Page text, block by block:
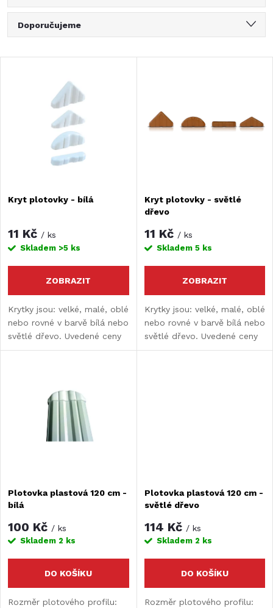
Ř
a
p
r
o
d
u
Doporučujeme
Nejprodávanější
Abecedně
s
p
r
d
u
Kryt plotovky - bílá
11 Kč / ks
Skladem >5 ks
ZOBRAZIT
Krytky jsou: velké, malé, oblé
nebo rovné v barvě bílá nebo
světlé dřevo. Uvedené ceny
jsou za 1ks.
Kryt plotovky - světlé
dřevo
11 Kč / ks
Skladem 5 ks
ZOBRAZIT
Krytky jsou: velké, malé, oblé
nebo rovné v barvě bílá nebo
světlé dřevo. Uvedené ceny
jsou za 1ks.
Plotovka plastová 120 cm -
bílá
100 Kč / ks
Skladem 2 ks
DO KOŠÍKU
Rozměr plotového profilu:
Plotovka plastová 120 cm -
světlé dřevo
114 Kč / ks
Skladem 2 ks
DO KOŠÍKU
Rozměr plotového profilu: